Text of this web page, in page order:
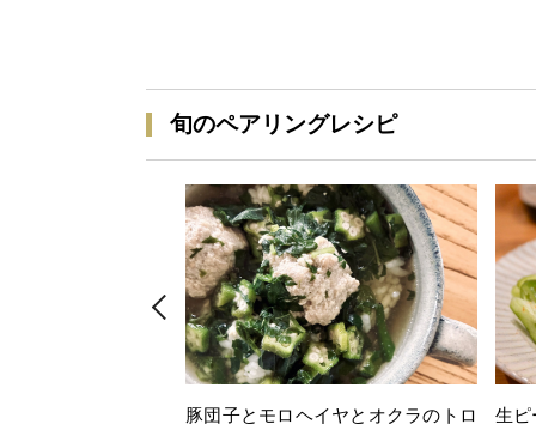
旬のペアリングレシピ
豚団子とモロヘイヤとオクラのトロ
生ピ